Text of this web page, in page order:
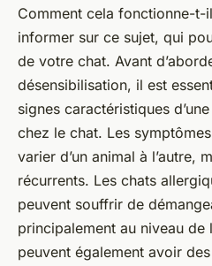
Comment cela fonctionne-t-
informer sur ce sujet, qui
de votre chat. Avant
désensibilisation, il est
signes caractéristiques
chez le chat. Les
varier d’un animal à l’autre,
récurrents. Les chats
peuvent souffrir de
principalement au niveau de
peuvent également avoir